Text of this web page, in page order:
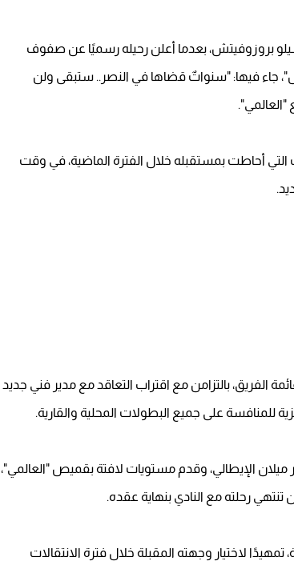
بروزوفيتش، بعدما أعلن رحيله رسميًا عن صفوف
جاء فيها: "سنواتٌ قضاها في النصر.. ستبقى ولن
التي أحاطت بمستقبله خلال الفترة الماضية، في وقت
الفريق، بالتزامن مع اقتراب التعاقد مع مدير فني جديد
للمنافسة على جميع البطولات المحلية والقارية.
إلى النصر في صيف 2023 قادمًا من إنتر ميلان الإيطالي، وقدم مستويات لافتة بقميص "العالمي"،
تنتهي رحلته مع النادي بنهاية عقده.
لاختيار وجهته المقبلة خلال فترة الانتقالات